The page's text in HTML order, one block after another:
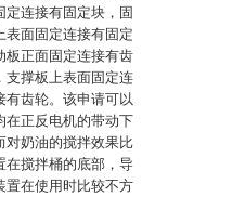
连接有固定块，固
表面固定连接有固定
板正面固定连接有齿
支撑板上表面固定连
有齿轮。该申请可以
在正反电机的带动下
对奶油的搅拌效果比
在搅拌桶的底部，导
置在使用时比较不方